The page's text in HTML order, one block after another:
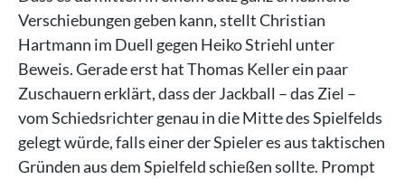
Verschiebungen geben kann, stellt Christian
Hartmann im Duell gegen Heiko Striehl unter
Beweis. Gerade erst hat Thomas Keller ein paar
Zuschauern erklärt, dass der Jackball – das Ziel –
vom Schiedsrichter genau in die Mitte des Spielfelds
gelegt würde, falls einer der Spieler es aus taktischen
Gründen aus dem Spielfeld schießen sollte. Prompt